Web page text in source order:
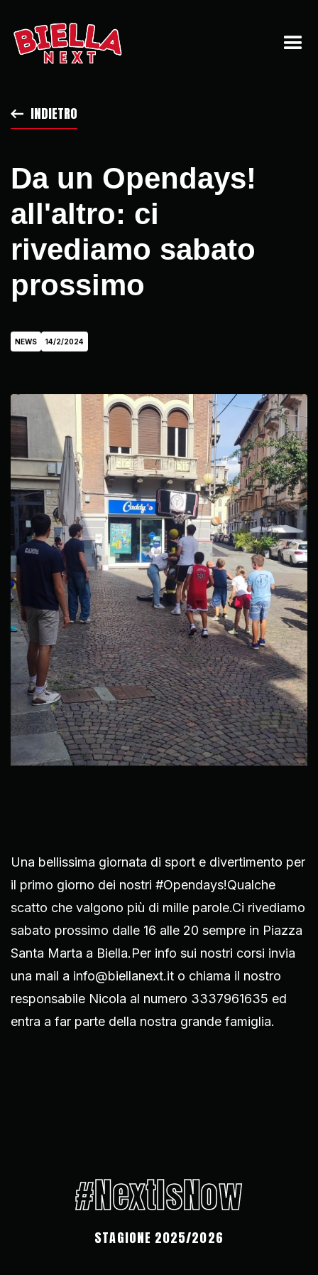
INDIETRO
Da un Opendays!
all'altro: ci
rivediamo sabato
prossimo
NEWS 14/2/2024
Una bellissima giornata di sport e divertimento per
il primo giorno dei nostri #Opendays!Qualche
scatto che valgono più di mille parole.Ci rivediamo
sabato prossimo dalle 16 alle 20 sempre in Piazza
Santa Marta a Biella.Per info sui nostri corsi invia
una mail a info@biellanext.it o chiama il nostro
responsabile Nicola al numero 3337961635 ed
entra a far parte della nostra grande famiglia.
#NextIsNow
STAGIONE 2025/2026